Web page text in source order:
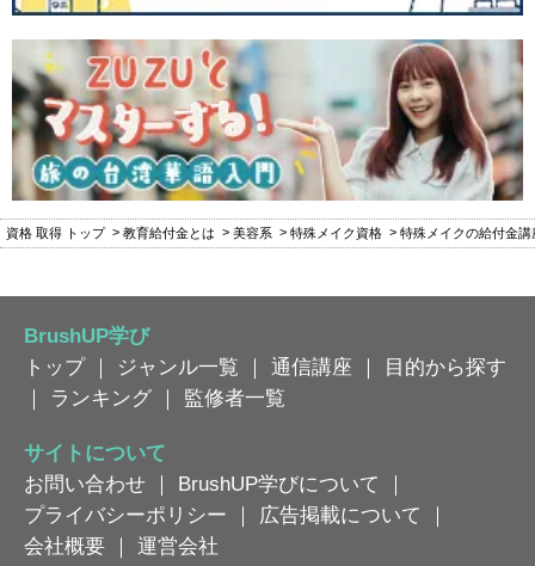
資格 取得 トップ 教育給付金とは 美容系 特殊メイク資格 特殊メイクの給付金講
BrushUP学び
トップ｜ ジャンル一覧 ｜ 通信講座 ｜
目的から探す
｜
ランキング ｜ 監修者一覧
サイトについて
お問い合わせ ｜ BrushUP学びについて
｜
プライバシーポリシー ｜ 広告掲載について
｜
会社概要 ｜ 運営会社